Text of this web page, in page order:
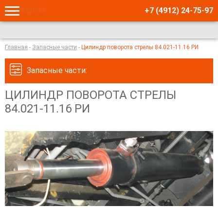
+7 (4912) 24-75-97
Главная - Запасные части - Цилиндр поворота стрелы 84.021-11.16 РИ
Запасные части:
ЦИЛИНДР ПОВОРОТА СТРЕЛЫ
84.021-11.16 РИ